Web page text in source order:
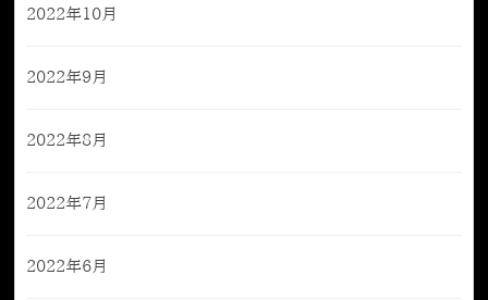
2022年10月
2022年9月
2022年8月
2022年7月
2022年6月